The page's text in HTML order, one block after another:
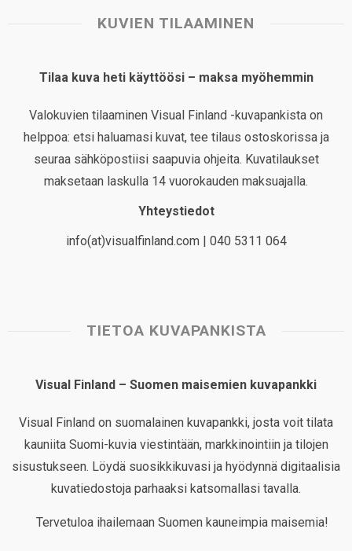
KUVIEN TILAAMINEN
Tilaa kuva heti käyttöösi – maksa myöhemmin
Valokuvien tilaaminen Visual Finland -kuvapankista on
helppoa: etsi haluamasi kuvat, tee tilaus ostoskorissa ja
seuraa sähköpostiisi saapuvia ohjeita. Kuvatilaukset
maksetaan laskulla 14 vuorokauden maksuajalla.
Yhteystiedot
info(at)visualfinland.com | 040 5311 064
TIETOA KUVAPANKISTA
Visual Finland – Suomen maisemien kuvapankki
Visual Finland on suomalainen kuvapankki, josta voit tilata
kauniita Suomi-kuvia viestintään, markkinointiin ja tilojen
sisustukseen. Löydä suosikkikuvasi ja hyödynnä digitaalisia
kuvatiedostoja parhaaksi katsomallasi tavalla.
Tervetuloa ihailemaan Suomen kauneimpia maisemia!